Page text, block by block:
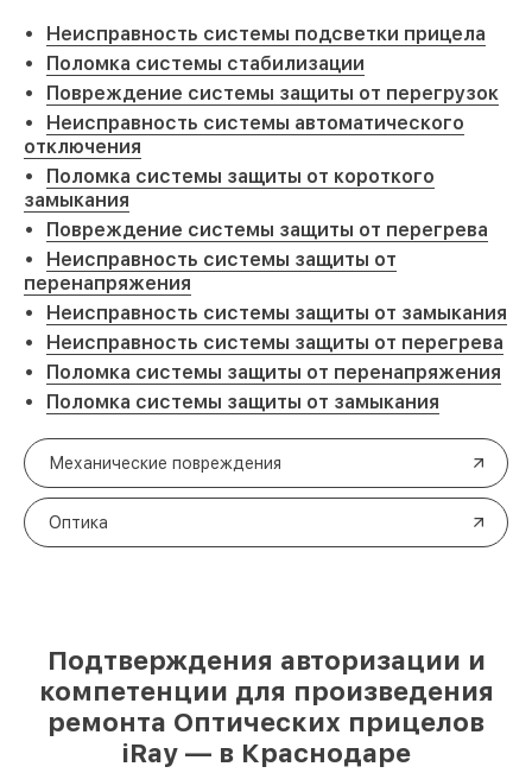
Неисправность системы подсветки прицела
Поломка системы стабилизации
Повреждение системы защиты от перегрузок
Неисправность системы автоматического
отключения
Поломка системы защиты от короткого
замыкания
Повреждение системы защиты от перегрева
Неисправность системы защиты от
перенапряжения
Неисправность системы защиты от замыкания
Неисправность системы защиты от перегрева
Поломка системы защиты от перенапряжения
Поломка системы защиты от замыкания
Механические повреждения
Оптика
Подтверждения авторизации и
компетенции для произведения
ремонта Оптических прицелов
iRay — в Краснодаре